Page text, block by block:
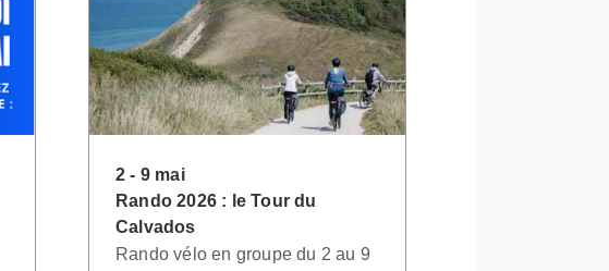
2 - 9 mai
Rando 2026 : le Tour du
Calvados
Rando vélo en groupe du 2 au 9